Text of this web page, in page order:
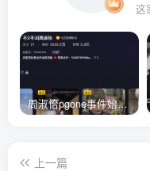
这
周淑怡pgone事件始末，周淑怡现状
上一篇